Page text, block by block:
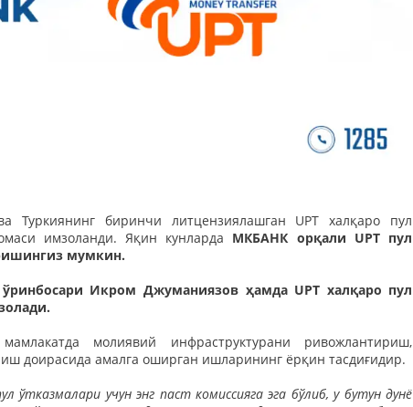
Туркиянинг биринчи литцензиялашган UPT халқаро пул
имзоланди. Яқин кунларда МКБAНК орқали UPT пул
мумкин.
Икром Джуманиязов ҳамда UPT халқаро пул
молиявий инфраструктурани ривожлантириш,
доирасида амалга оширган ишларининг ёрқин тасдиғидир.
ўтказмалари учун энг паст комиссияга эга бўлиб, у бутун дунё